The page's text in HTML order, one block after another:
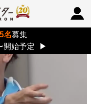
名募集
開始予定
▶